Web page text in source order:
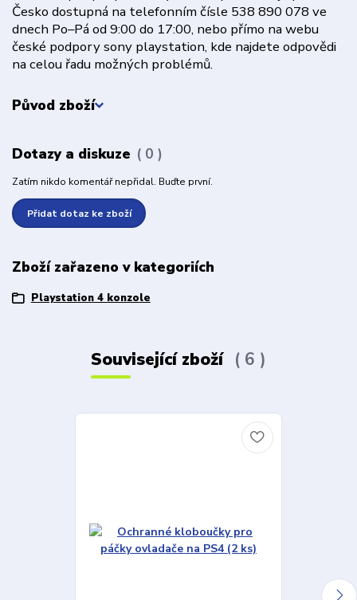
Česko dostupná na telefonním čísle 538 890 078 ve
dnech Po–Pá od 9:00 do 17:00, nebo přímo na webu
české podpory sony playstation, kde najdete odpovědi
na celou řadu možných problémů.
Původ zboží
Dotazy a diskuze 0
Zatím nikdo komentář nepřidal. Buďte první.
Přidat dotaz ke zboží
Zboží zařazeno v kategoriích
Playstation 4 konzole
Související zboží 6